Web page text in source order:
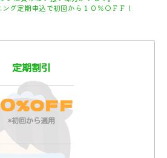
グ定期申込で初回から１０％ＯＦＦ！
定期割引
%ＯＦＦ
*初回から適用